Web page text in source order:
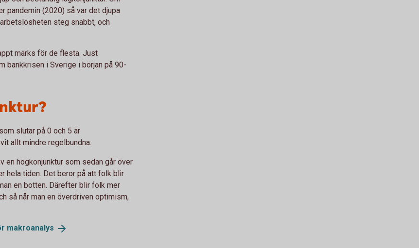
pandemin (2020) så var det djupa
steg snabbt, och
märks för de flesta. Just
bankkrisen i Sverige i början på 90-
slutar på 0 och 5 är
allt mindre regelbundna.
en högkonjunktur som sedan går över
hela tiden. Det beror på att folk blir
en botten. Därefter blir folk mer
så når man en överdriven optimism,
makroanalys